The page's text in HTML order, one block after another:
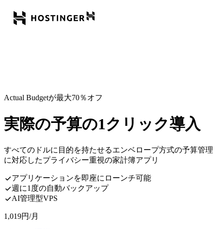
Actual Budgetが最大70％オフ
実際の予算の1クリック導入
すべてのドルに目的を持たせるエンベロープ方式の予算管理
に対応したプライバシー重視の家計簿アプリ
アプリケーションを即座にローンチ可能
週に1度の自動バックアップ
AI管理型VPS
1,019円/月